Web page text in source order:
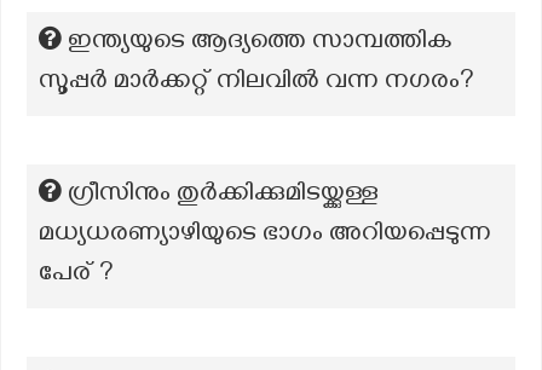
ഇന്ത്യയുടെ ആദ്യത്തെ സാമ്പത്തിക
സൂപ്പർ മാർക്കറ്റ് നിലവിൽ വന്ന നഗരം?
ഗ്രീസിനും തുർക്കിക്കുമിടയ്ക്കുള്ള
മധ്യധരണ്യാഴിയുടെ ഭാഗം അറിയപ്പെടുന്ന
പേര് ?